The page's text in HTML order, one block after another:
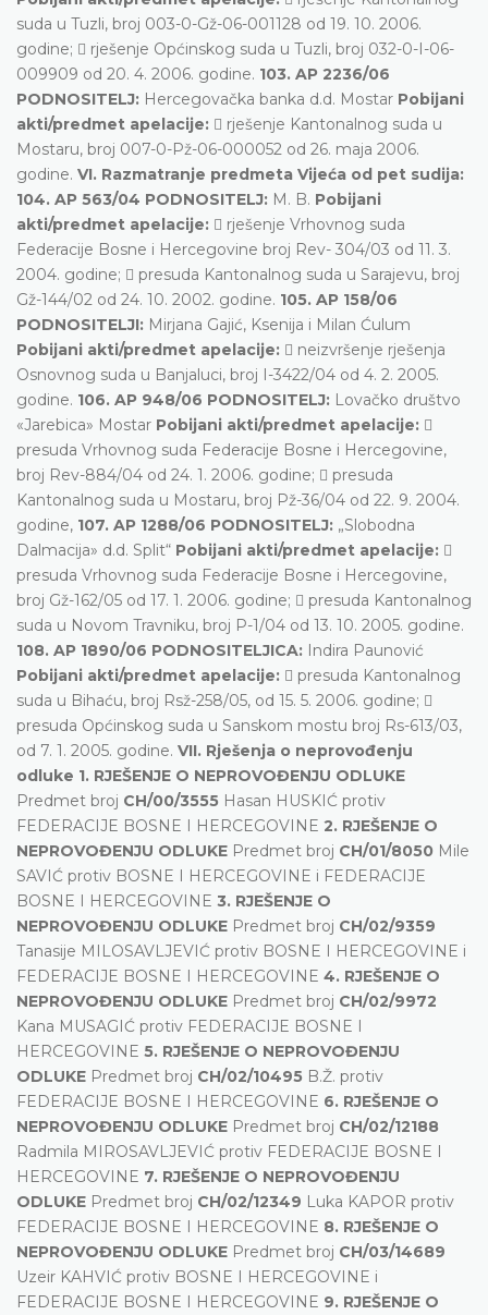
suda u Tuzli, broj 003-0-Gž-06-001128 od 19. 10. 2006.
godine;  rješenje Općinskog suda u Tuzli, broj 032-0-I-06-
009909 od 20. 4. 2006. godine. 103. AP 2236/06
PODNOSITELJ: Hercegovačka banka d.d. Mostar Pobijani
akti/predmet apelacije:  rješenje Kantonalnog suda u
Mostaru, broj 007-0-Pž-06-000052 od 26. maja 2006.
godine. VI. Razmatranje predmeta Vijeća od pet sudija:
104. AP 563/04 PODNOSITELJ: M. B. Pobijani
akti/predmet apelacije:  rješenje Vrhovnog suda
Federacije Bosne i Hercegovine broj Rev- 304/03 od 11. 3.
2004. godine;  presuda Kantonalnog suda u Sarajevu, broj
Gž-144/02 od 24. 10. 2002. godine. 105. AP 158/06
PODNOSITELJI: Mirjana Gajić, Ksenija i Milan Ćulum
Pobijani akti/predmet apelacije:  neizvršenje rješenja
Osnovnog suda u Banjaluci, broj I-3422/04 od 4. 2. 2005.
godine. 106. AP 948/06 PODNOSITELJ: Lovačko društvo
«Jarebica» Mostar Pobijani akti/predmet apelacije: 
presuda Vrhovnog suda Federacije Bosne i Hercegovine,
broj Rev-884/04 od 24. 1. 2006. godine;  presuda
Kantonalnog suda u Mostaru, broj Pž-36/04 od 22. 9. 2004.
godine, 107. AP 1288/06 PODNOSITELJ: „Slobodna
Dalmacija» d.d. Split“ Pobijani akti/predmet apelacije: 
presuda Vrhovnog suda Federacije Bosne i Hercegovine,
broj Gž-162/05 od 17. 1. 2006. godine;  presuda Kantonalnog
suda u Novom Travniku, broj P-1/04 od 13. 10. 2005. godine.
108. AP 1890/06 PODNOSITELJICA: Indira Paunović
Pobijani akti/predmet apelacije:  presuda Kantonalnog
suda u Bihaću, broj Rsž-258/05, od 15. 5. 2006. godine; 
presuda Općinskog suda u Sanskom mostu broj Rs-613/03,
od 7. 1. 2005. godine. VII. Rješenja o neprovođenju
odluke 1. RJEŠENJE O NEPROVOĐENJU ODLUKE
Predmet broj CH/00/3555 Hasan HUSKIĆ protiv
FEDERACIJE BOSNE I HERCEGOVINE 2. RJEŠENJE O
NEPROVOĐENJU ODLUKE Predmet broj CH/01/8050 Mile
SAVIĆ protiv BOSNE I HERCEGOVINE i FEDERACIJE
BOSNE I HERCEGOVINE 3. RJEŠENJE O
NEPROVOĐENJU ODLUKE Predmet broj CH/02/9359
Tanasije MILOSAVLJEVIĆ protiv BOSNE I HERCEGOVINE i
FEDERACIJE BOSNE I HERCEGOVINE 4. RJEŠENJE O
NEPROVOĐENJU ODLUKE Predmet broj CH/02/9972
Kana MUSAGIĆ protiv FEDERACIJE BOSNE I
HERCEGOVINE 5. RJEŠENJE O NEPROVOĐENJU
ODLUKE Predmet broj CH/02/10495 B.Ž. protiv
FEDERACIJE BOSNE I HERCEGOVINE 6. RJEŠENJE O
NEPROVOĐENJU ODLUKE Predmet broj CH/02/12188
Radmila MIROSAVLJEVIĆ protiv FEDERACIJE BOSNE I
HERCEGOVINE 7. RJEŠENJE O NEPROVOĐENJU
ODLUKE Predmet broj CH/02/12349 Luka KAPOR protiv
FEDERACIJE BOSNE I HERCEGOVINE 8. RJEŠENJE O
NEPROVOĐENJU ODLUKE Predmet broj CH/03/14689
Uzeir KAHVIĆ protiv BOSNE I HERCEGOVINE i
FEDERACIJE BOSNE I HERCEGOVINE 9. RJEŠENJE O